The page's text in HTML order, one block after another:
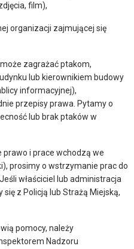
film),
organizacji zajmującej się
zagrażać ptakom,
lub kierownikiem budowy
informacyjnej),
przepisy prawa. Pytamy o
lub brak ptaków w
prawo i prace wchodzą we
prosimy o wstrzymanie prac do
właściciel lub administracja
z Policją lub Strażą Miejską,
pomocy, należy
Nadzoru